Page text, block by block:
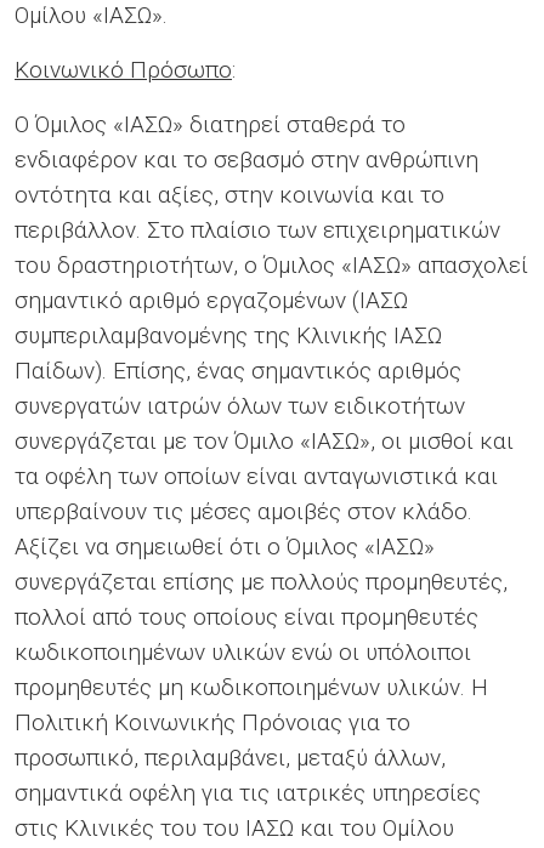
Ομίλου «ΙΑΣΩ».
Κοινωνικό Πρόσωπο:
Ο Όμιλος «ΙΑΣΩ» διατηρεί σταθερά το
ενδιαφέρον και το σεβασμό στην ανθρώπινη
οντότητα και αξίες, στην κοινωνία και το
περιβάλλον. Στο πλαίσιο των επιχειρηματικών
του δραστηριοτήτων, ο Όμιλος «ΙΑΣΩ» απασχολεί
σημαντικό αριθμό εργαζομένων (ΙΑΣΩ
συμπεριλαμβανομένης της Κλινικής ΙΑΣΩ
Παίδων). Επίσης, ένας σημαντικός αριθμός
συνεργατών ιατρών όλων των ειδικοτήτων
συνεργάζεται με τον Όμιλο «ΙΑΣΩ», οι μισθοί και
τα οφέλη των οποίων είναι ανταγωνιστικά και
υπερβαίνουν τις μέσες αμοιβές στον κλάδο.
Αξίζει να σημειωθεί ότι ο Όμιλος «ΙΑΣΩ»
συνεργάζεται επίσης με πολλούς προμηθευτές,
πολλοί από τους οποίους είναι προμηθευτές
κωδικοποιημένων υλικών ενώ οι υπόλοιποι
προμηθευτές μη κωδικοποιημένων υλικών. Η
Πολιτική Κοινωνικής Πρόνοιας για το
προσωπικό, περιλαμβάνει, μεταξύ άλλων,
σημαντικά οφέλη για τις ιατρικές υπηρεσίες
στις Κλινικές του του ΙΑΣΩ και του Ομίλου